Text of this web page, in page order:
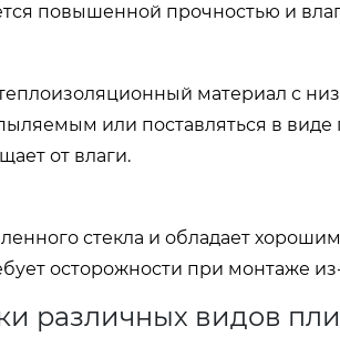
повышенной прочностью и
материал с
или поставляться в виде
от влаги.
стекла и обладает
осторожности при монтаже
различных видов